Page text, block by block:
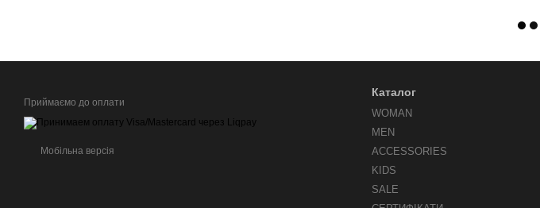
Приймаємо до оплати
Мобільна версія
Каталог
WOMAN
MEN
ACCESSORIES
KIDS
SALE